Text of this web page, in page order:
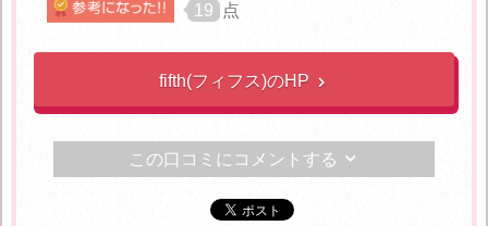
19 点
fifth(フィフス)のHP 
この口コミにコメントする 